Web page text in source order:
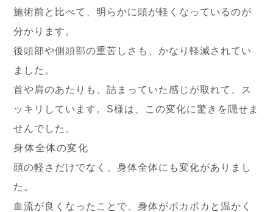
施術前と比べて、明らかに頭が軽くなっているのが
分かります。
後頭部や側頭部の重苦しさも、かなり軽減されてい
ました。
首や肩のあたりも、詰まっていた感じが取れて、ス
ッキリしています。S様は、この変化に驚きを隠せま
せんでした。
身体全体の変化
頭の軽さだけでなく、身体全体にも変化がありまし
た。
血流が良くなったことで、身体がポカポカと温かく